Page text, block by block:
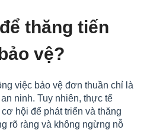
thăng tiến
vệ?
việc bảo vệ đơn thuần chỉ là
ninh. Tuy nhiên, thực tế
hội để phát triển và thăng
rõ ràng và không ngừng nỗ